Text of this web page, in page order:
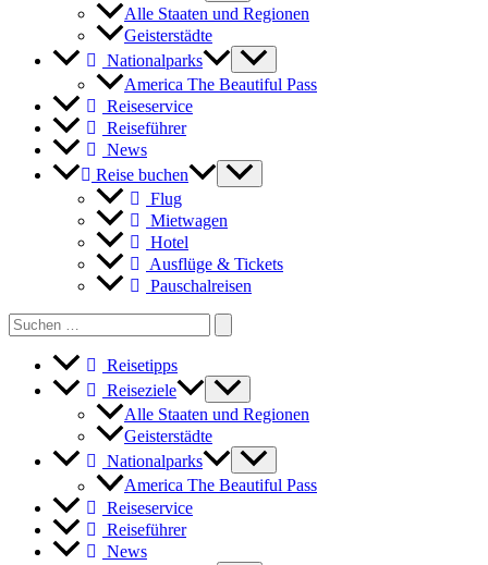
Alle Staaten und Regionen
Geisterstädte
Nationalparks
America The Beautiful Pass
Reiseservice
Reiseführer
News
Reise buchen
Flug
Mietwagen
Hotel
Ausflüge & Tickets
Pauschalreisen
Search
for:
Reisetipps
Reiseziele
Alle Staaten und Regionen
Geisterstädte
Nationalparks
America The Beautiful Pass
Reiseservice
Reiseführer
News